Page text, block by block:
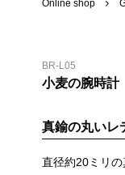
Online shop
BR-L05
小麦の腕時計
真鍮の丸いレ
直径約20ミリの